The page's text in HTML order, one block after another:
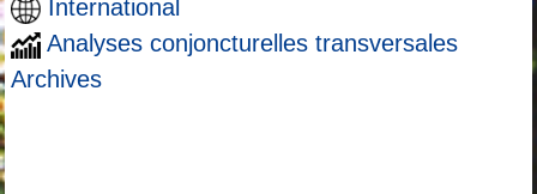
International
Analyses conjoncturelles transversales
Archives